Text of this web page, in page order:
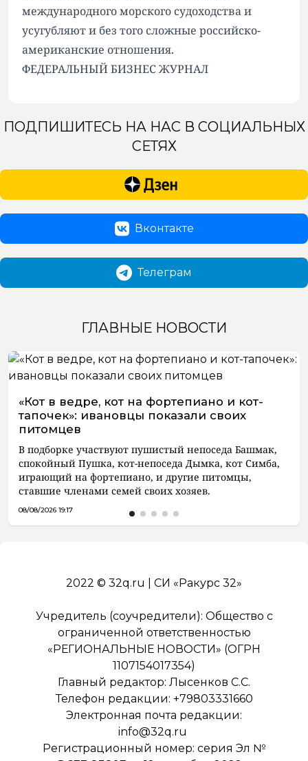
международного морского судоходства и
усугубляют и без того сложные российско-
американские отношения.
ФЕДЕРАЛЬНЫЙ БИЗНЕС ЖУРНАЛ
ПОДПИШИТЕСЬ НА НАС В СОЦИАЛЬНЫХ
СЕТЯХ
Вконтакте
Телеграм
ГЛАВНЫЕ НОВОСТИ
«Кот в ведре, кот на фортепиано и кот-
тапочек»: ивановцы показали своих
питомцев
В подборке участвуют пушистый непоседа Башмак,
спокойный Пушка, кот-непоседа Дымка, кот Симба,
играющий на фортепиано, и другие питомцы,
ставшие членами семей своих хозяев.
08/08/2026 19:17
2022 © 32q.ru | СИ «Ракурс 32»
Учредитель (соучредители): Общество с
ограниченной ответственностью
«РЕГИОНАЛЬНЫЕ НОВОСТИ» (ОГРН
1107154017354)
Главный редактор: Лысенков С.С.
Телефон редакции: +79803331660
Электронная почта редакции:
info@32q.ru
Регистрационный номер: серия Эл №